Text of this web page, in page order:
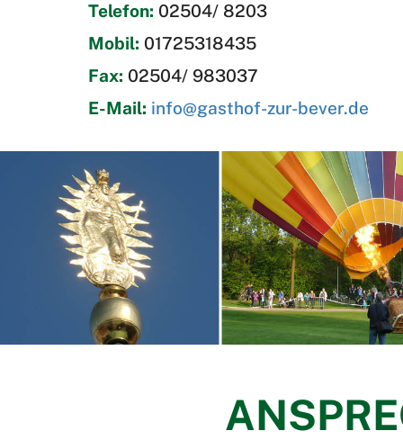
Telefon: 02504/ 8203
Mobil: 01725318435
Fax: 02504/ 983037
E-Mail: info@gasthof-zur-bever.de